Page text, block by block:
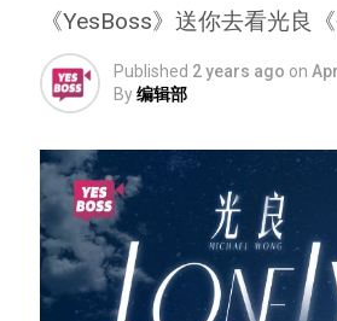
《YesBoss》送你去看光良
Published 2 years ago on
By编辑部